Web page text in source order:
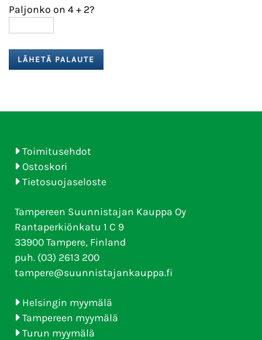
Paljonko on 4 + 2?
Toimitusehdot
Ostoskori
Tietosuojaseloste
Tampereen Suunnistajan Kauppa Oy
Rantaperkiönkatu 1 C 9
33900 Tampere, Finland
puh. (03) 2613 200
tampere@suunnistajankauppa.fi
Helsingin myymälä
Tampereen myymälä
Turun myymälä